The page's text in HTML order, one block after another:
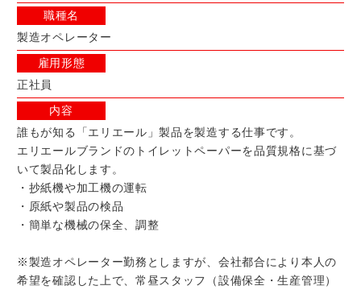
職種名
製造オペレーター
雇用形態
正社員
内容
誰もが知る「エリエール」製品を製造する仕事です。
エリエールブランドのトイレットペーパーを品質規格に基づ
いて製品化します。
・抄紙機や加工機の運転
・原紙や製品の検品
・簡単な機械の保全、調整
※製造オペレーター勤務としますが、会社都合により本人の
希望を確認した上で、常昼スタッフ（設備保全・生産管理）